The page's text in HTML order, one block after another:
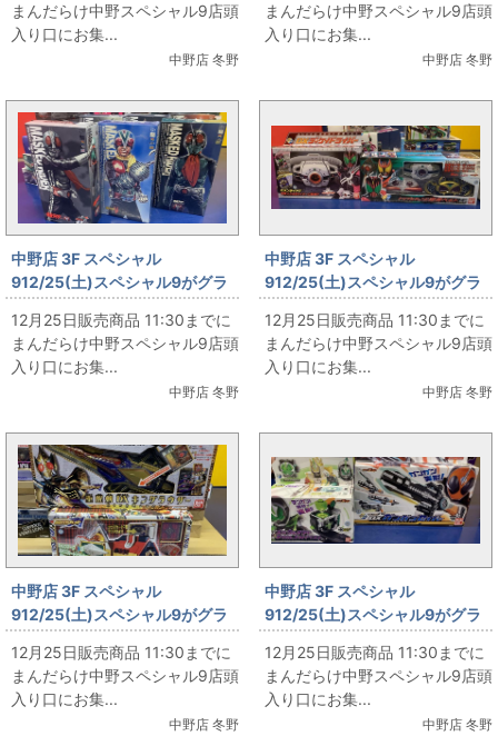
まんだらけ中野スペシャル9店頭
入り口にお集...
中野店 冬野
まんだらけ中野スペシャル9店頭
入り口にお集...
中野店 冬野
中野店 3F スペシャル
912/25(土)スペシャル9がグラ
ンドオープン‼ その12
12月25日販売商品 11:30までに
まんだらけ中野スペシャル9店頭
入り口にお集...
中野店 冬野
中野店 3F スペシャル
912/25(土)スペシャル9がグラ
ンドオープン‼ その10
12月25日販売商品 11:30までに
まんだらけ中野スペシャル9店頭
入り口にお集...
中野店 冬野
中野店 3F スペシャル
912/25(土)スペシャル9がグラ
ンドオープン‼ その9
12月25日販売商品 11:30までに
まんだらけ中野スペシャル9店頭
入り口にお集...
中野店 冬野
中野店 3F スペシャル
912/25(土)スペシャル9がグラ
ンドオープン‼ その8
12月25日販売商品 11:30までに
まんだらけ中野スペシャル9店頭
入り口にお集...
中野店 冬野